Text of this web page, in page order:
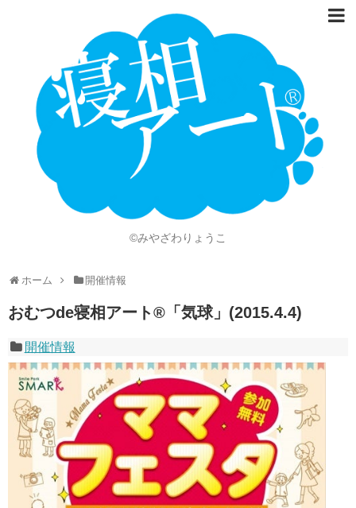
©みやざわりょうこ
ホーム 開催情報
おむつde寝相アート®「気球」(2015.4.4)
開催情報
Language
開催情報
動画
ニュース
知的財産権